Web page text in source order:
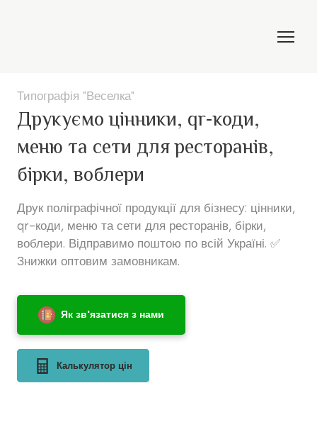
Типографія "Веселка"
Друкуємо цінники, qr-коди,
меню та сети для ресторанів,
бірки, воблери
Друк поліграфічної продукції для бізнесу: цінники,
qr-коди, меню та сети для ресторанів, бірки,
воблери. Відправимо поштою по всій Україні. ✅
Знижки оптовим замовникам.
Як зв'язатися з нами
Калькулятор цін